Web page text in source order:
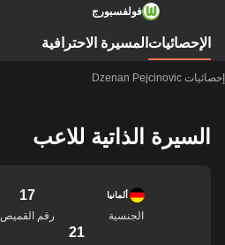
فولفسبورج
الإحصائيات المسيرة الاحترافية
إحصائيات Dzenan Pejcinovic
السيرة الذاتية للاعب
ألمانيا
الجنسية
17
رقم القميص
21